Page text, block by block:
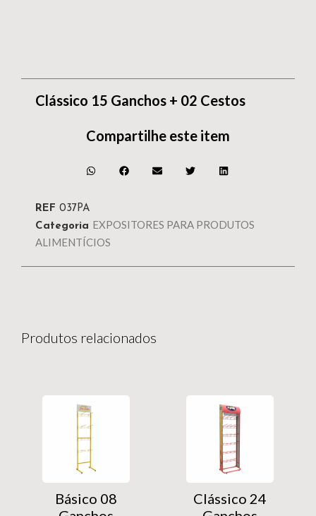
Clássico 15 Ganchos + 02 Cestos
Compartilhe este item
REF 037PA
Categoria EXPOSITORES PARA PRODUTOS
ALIMENTÍCIOS
Produtos relacionados
Básico 08
Clássico 24